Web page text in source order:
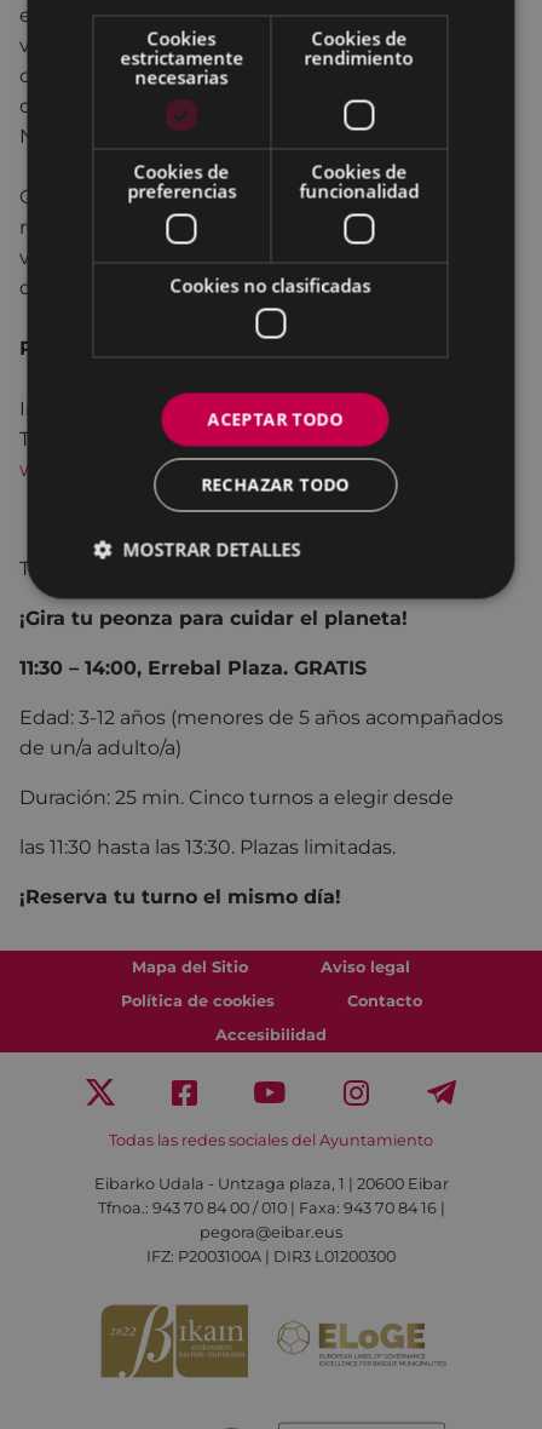
en depósito y el equipo de organización intentará
venderlos. No se pueden llevar: ropa y
complementos, muebles de gran volumen… Basta
con llevar los objetos el mismo día de 9:00 a 10:00.
No es necesario inscribirse.
Observaciones: Se solicita llevarobjetos
relacionados principalmente con el verano y las
vacaciones. En la adjudicación de los puestos se
dará prioridad a quienes cumplan ese requisito.
Plazo de inscripción: del 19 al 30 de mayo.
Información e inscripciones:
Tel.: 943 670 249
www.merkabi.eus/eibar
TALLER:
¡Gira tu peonza para cuidar el planeta!
11:30 – 14:00, Errebal Plaza. GRATIS
Edad: 3-12 años (menores de 5 años acompañados
de un/a adulto/a)
Duración: 25 min. Cinco turnos a elegir desde
las 11:30 hasta las 13:30. Plazas limitadas.
¡Reserva tu turno el mismo día!
Mapa del Sitio
Aviso legal
Política de cookies
Contacto
Accesibilidad
Todas las redes sociales del Ayuntamiento
Eibarko Udala - Untzaga plaza, 1 | 20600 Eibar
Tfnoa.: 943 70 84 00 / 010 | Faxa: 943 70 84 16 |
pegora@eibar.eus
IFZ: P2003100A | DIR3 L01200300
Cookies
estrictamente
necesarias
Cookies de
rendimiento
Cookies de
preferencias
Cookies de
funcionalidad
Cookies no clasificadas
ACEPTAR TODO
RECHAZAR TODO
MOSTRAR DETALLES